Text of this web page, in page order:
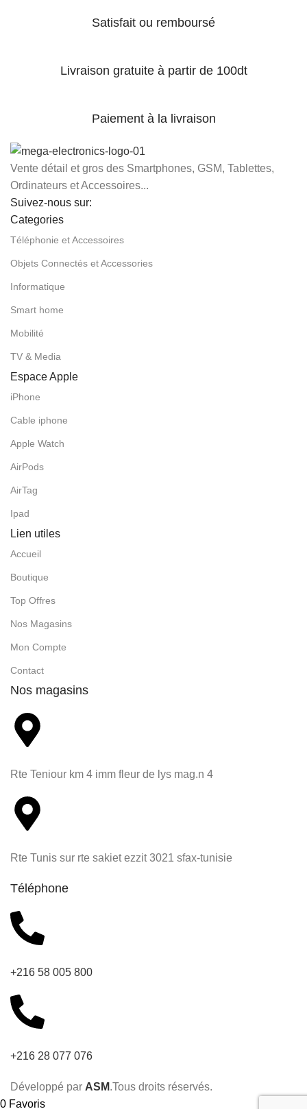
Satisfait ou remboursé
Livraison gratuite à partir de 100dt
Paiement à la livraison
Vente détail et gros des Smartphones, GSM, Tablettes,
Ordinateurs et Accessoires...
Suivez-nous sur:
Categories
Téléphonie et Accessoires
Objets Connectés et Accessories
Informatique
Smart home
Mobilité
TV & Media
Espace Apple
iPhone
Cable iphone
Apple Watch
AirPods
AirTag
Ipad
Lien utiles
Accueil
Boutique
Top Offres
Nos Magasins
Mon Compte
Contact
Nos magasins
Rte Teniour km 4 imm fleur de lys mag.n 4
Rte Tunis sur rte sakiet ezzit 3021 sfax-tunisie
Téléphone
+216 58 005 800
+216 28 077 076
Développé par ASM.Tous droits réservés.
0 Favoris